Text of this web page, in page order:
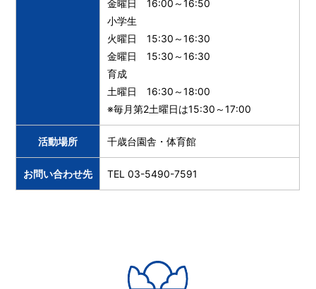
金曜日 16:00～16:50
小学生
火曜日 15:30～16:30
金曜日 15:30～16:30
育成
土曜日 16:30～18:00
※毎月第2土曜日は15:30～17:00
活動場所 千歳台園舎・体育館
お問い合わせ先 TEL 03-5490-7591